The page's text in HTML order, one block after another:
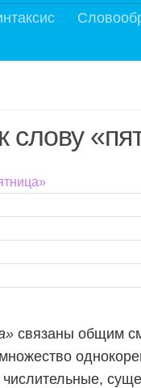
слову
связаны общим